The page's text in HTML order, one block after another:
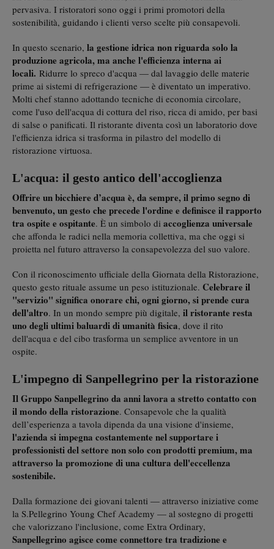
pervasiva. I ristoratori sono oggi i primi promotori della
sostenibilità, guidando i clienti verso scelte più consapevoli.
In questo scenario, la gestione idrica non riguarda solo la
produzione agricola, ma anche l'efficienza interna ai
locali. Ridurre lo spreco d'acqua — dal lavaggio delle materie
prime ai sistemi di refrigerazione — è diventato un imperativo.
Molti chef stanno adottando tecniche di economia circolare,
come l'uso dell'acqua di cottura del riso, ricca di amido, per basi
di salse o panificati. Il ristorante diventa così un laboratorio dove
l'efficienza idrica si trasforma in pilastro del modello di
ristorazione virtuosa.
L'acqua: il gesto antico dell'accoglienza
Offrire un bicchiere d’acqua è, da sempre, il primo segno di
benvenuto, un gesto che precede l'ordine e definisce il rapporto
tra ospite e ospitante. È un simbolo di accoglienza universale
che affonda le radici nella memoria collettiva, ma che oggi si
proietta nel futuro attraverso la consapevolezza del suo valore.
Con il riconoscimento ufficiale della Giornata della Ristorazione,
questo gesto rituale assume un peso istituzionale. Celebrare il
"servizio" significa onorare chi, ogni giorno, si prende cura
dell'altro. In un mondo sempre più digitale, il ristorante resta
uno degli ultimi baluardi di umanità fisica, dove il rito
dell'acqua e del cibo trasforma un semplice avventore in un
ospite.
L'impegno di Sanpellegrino per la ristorazione
Il Gruppo Sanpellegrino da anni lavora a stretto contatto con
il mondo della ristorazione. Consapevole che la qualità
dell’esperienza a tavola dipenda da una visione d'insieme,
l'azienda si impegna costantemente nel supportare i
professionisti del settore non solo con prodotti premium, ma
attraverso la promozione di una cultura dell'eccellenza
sostenibile.
Dalla formazione dei giovani talenti — attraverso iniziative come
la S.Pellegrino Young Chef Academy — al sostegno di progetti
che valorizzano l'inclusione, come Extra Ordinary,
Sanpellegrino agisce come connettore tra tradizione e